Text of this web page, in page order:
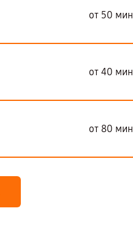
от 50 мин
от 40 мин
от 80 мин